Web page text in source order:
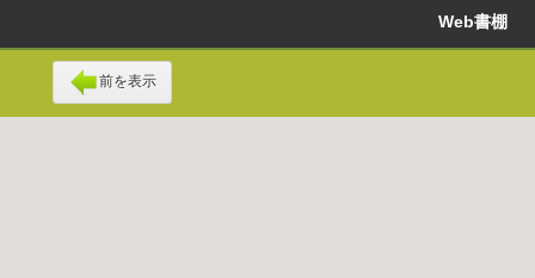
Web書棚
前を表示